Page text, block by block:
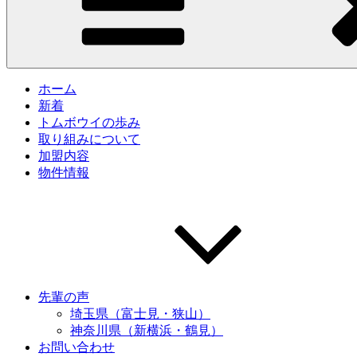
ホーム
新着
トムボウイの歩み
取り組みについて
加盟内容
物件情報
先輩の声
埼玉県（富士見・狭山）
神奈川県（新横浜・鶴見）
お問い合わせ